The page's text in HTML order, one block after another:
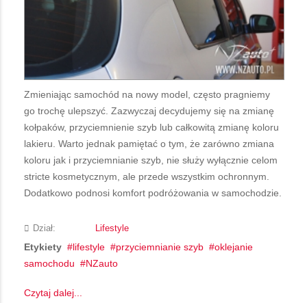
Zmieniając samochód na nowy model, często pragniemy
go trochę ulepszyć. Zazwyczaj decydujemy się na zmianę
kołpaków, przyciemnienie szyb lub całkowitą zmianę koloru
lakieru. Warto jednak pamiętać o tym, że zarówno zmiana
koloru jak i przyciemnianie szyb, nie służy wyłącznie celom
stricte kosmetycznym, ale przede wszystkim ochronnym.
Dodatkowo podnosi komfort podróżowania w samochodzie.
Dział: Lifestyle
Etykiety lifestyle przyciemnianie szyb
oklejanie
samochodu
NZauto
Czytaj dalej...